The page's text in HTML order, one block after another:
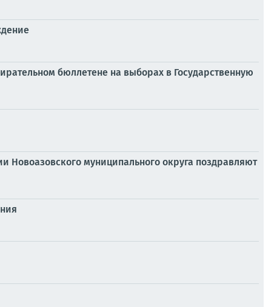
бюллетене на выборах в Государственную
Новоазовского муниципального округа поздравляют